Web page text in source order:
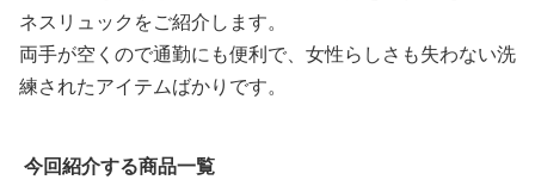
ネスリュックをご紹介します。
両手が空くので通勤にも便利で、女性らしさも失わない洗
練されたアイテムばかりです。
今回紹介する商品一覧